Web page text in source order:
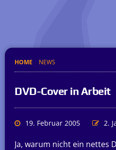
HOME NEWS
DVD-Cover in Arbeit
19. Februar 2005 2.
Ja, warum nicht ein nettes